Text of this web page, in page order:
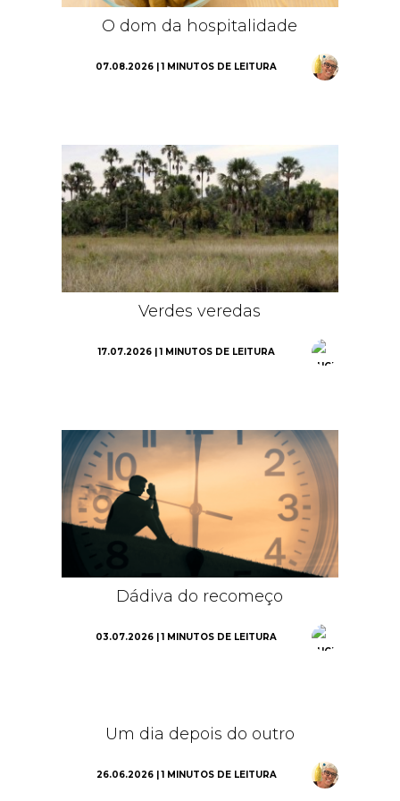
O dom da hospitalidade
07.08.2026 | 1 MINUTOS DE LEITURA
Verdes veredas
17.07.2026 | 1 MINUTOS DE LEITURA
Dádiva do recomeço
03.07.2026 | 1 MINUTOS DE LEITURA
Um dia depois do outro
26.06.2026 | 1 MINUTOS DE LEITURA